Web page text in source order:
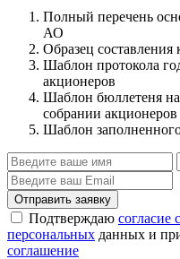
Полный перечень
АО
Образец
Шаблон протокола
акционеров
Шаблон бюллетеня
собрании акционеров
Шаблон
Отправить заявку
Подтверждаю согласие
персональных данных и
соглашение